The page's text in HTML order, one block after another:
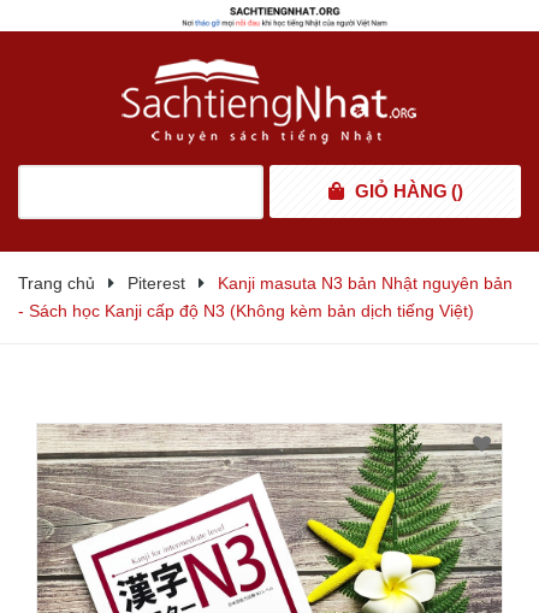
GIỎ HÀNG ()
Trang chủ Piterest
Kanji masuta N3 bản Nhật nguyên bản
- Sách học Kanji cấp độ N3 (Không kèm bản dịch tiếng Việt)